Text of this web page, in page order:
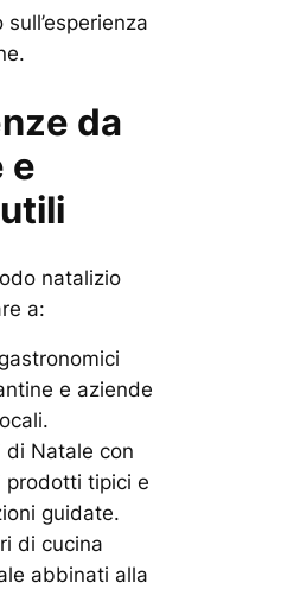
da
e
natalizio
a:
e aziende
di Natale con
prodotti tipici e
guidate.
di cucina
abbinati alla